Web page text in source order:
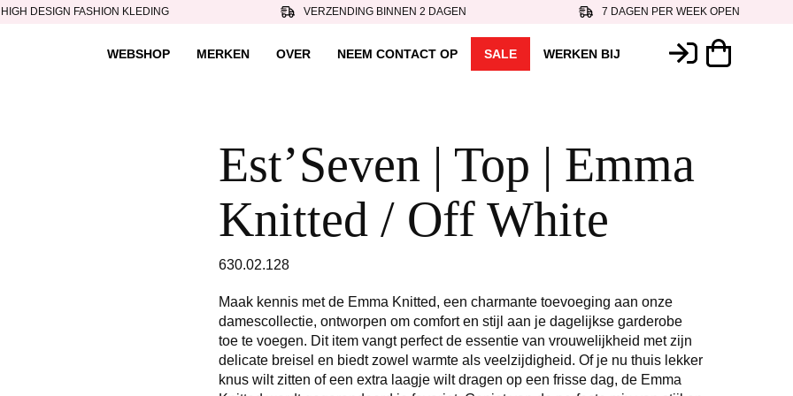
HIGH DESIGN FASHION KLEDING VERZENDING BINNEN 2 DAGEN 7 DAGEN PER WEEK OPEN
WEBSHOP MERKEN OVER NEEM CONTACT OP SALE WERKEN BIJ
Est’Seven | Top | Emma
Knitted / Off White
630.02.128
Maak kennis met de Emma Knitted, een charmante toevoeging aan onze
damescollectie, ontworpen om comfort en stijl aan je dagelijkse garderobe
toe te voegen. Dit item vangt perfect de essentie van vrouwelijkheid met zijn
delicate breisel en biedt zowel warmte als veelzijdigheid. Of je nu thuis lekker
knus wilt zitten of een extra laagje wilt dragen op een frisse dag, de Emma